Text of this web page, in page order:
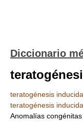
Diccionario
teratogénesis
teratogénesis
Anomalías